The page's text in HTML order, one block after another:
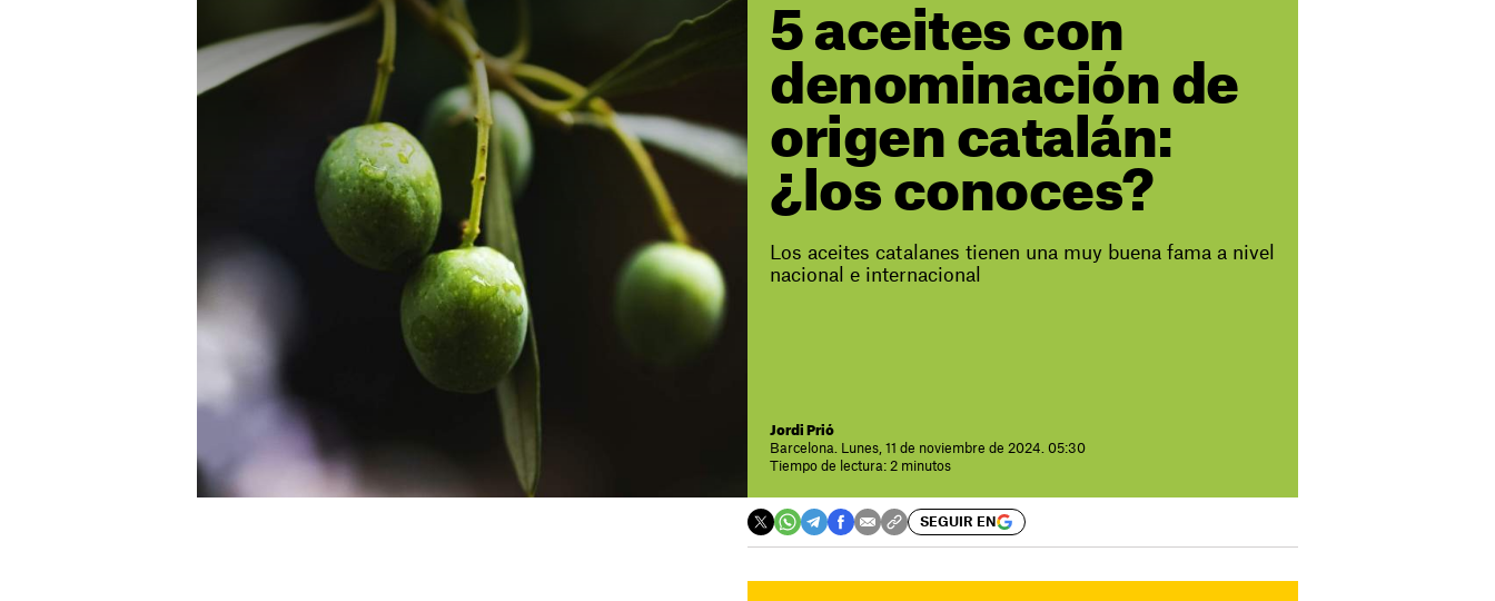
5 aceites con
denominación de
origen catalán:
¿los conoces?
Los aceites catalanes tienen una muy buena fama a nivel
nacional e internacional
Jordi Prió
Barcelona. Lunes, 11 de noviembre de 2024. 05:30
Tiempo de lectura: 2 minutos
SEGUIR EN